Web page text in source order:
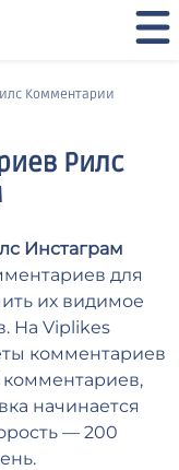
Комментарии
Рилс
Инстаграм
для
их видимое
На Viplikes
комментариев
комментариев,
начинается
— 200